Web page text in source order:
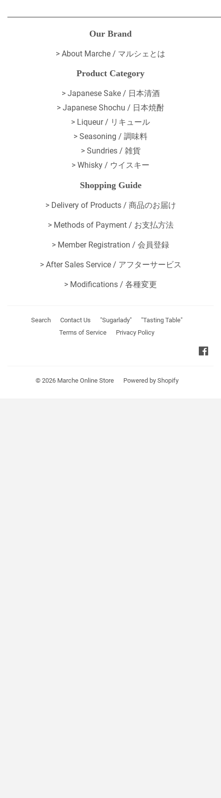
Our Brand
> About Marche / マルシェとは
Product Category
> Japanese Sake / 日本清酒
> Japanese Shochu / 日本焼酎
> Liqueur / リキュール
> Seasoning / 調味料
> Sundries / 雑貨
> Whisky / ウイスキー
Shopping Guide
> Delivery of Products / 商品のお届け
> Methods of Payment / お支払方法
> Member Registration / 会員登録
> After Sales Service / アフターサービス
> Modifications / 各種変更
Search Contact Us "Sugarlady"
"Tasting Table"
Terms of Service
Privacy Policy
© 2026 Marche Online Store Powered by Shopify